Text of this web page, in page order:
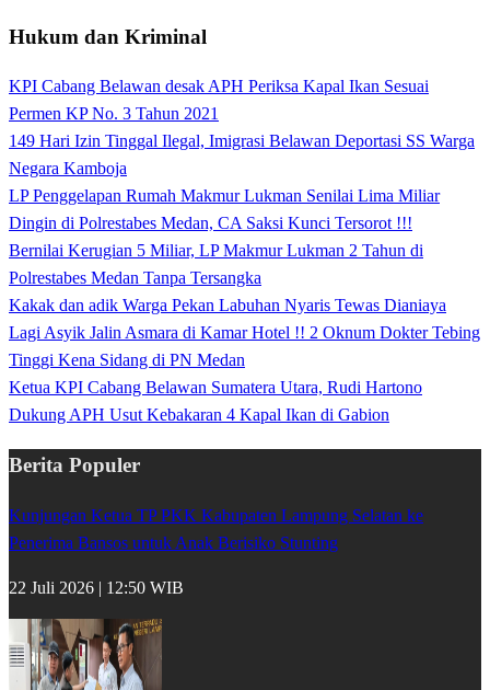
Hukum dan Kriminal
KPI Cabang Belawan desak APH Periksa Kapal Ikan Sesuai
Permen KP No. 3 Tahun 2021
149 Hari Izin Tinggal Ilegal, Imigrasi Belawan Deportasi SS Warga
Negara Kamboja
LP Penggelapan Rumah Makmur Lukman Senilai Lima Miliar
Dingin di Polrestabes Medan, CA Saksi Kunci Tersorot !!!
Bernilai Kerugian 5 Miliar, LP Makmur Lukman 2 Tahun di
Polrestabes Medan Tanpa Tersangka
Kakak dan adik Warga Pekan Labuhan Nyaris Tewas Dianiaya
Lagi Asyik Jalin Asmara di Kamar Hotel !! 2 Oknum Dokter Tebing
Tinggi Kena Sidang di PN Medan
Ketua KPI Cabang Belawan Sumatera Utara, Rudi Hartono
Dukung APH Usut Kebakaran 4 Kapal Ikan di Gabion
Berita Populer
Kunjungan Ketua TP PKK Kabupaten Lampung Selatan ke
Penerima Bansos untuk Anak Berisiko Stunting
22 Juli 2026 | 12:50 WIB